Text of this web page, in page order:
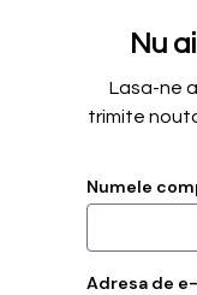
Nu
Lasa-ne
trimite
Numele
Adresa de